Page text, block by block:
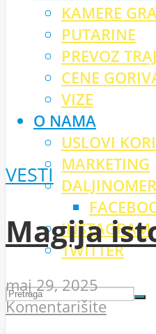
KAMERE
PUTARINE
PREVOZ
CENE
VIZE
O NAMA
USLOVI
MARKETING
INSTAGRAM
TWITTER
VESTI
Magija
maj 29, 2025
Komentarišite